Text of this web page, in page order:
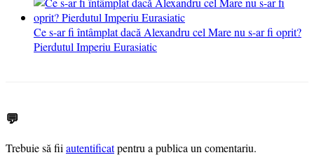
Ce s-ar fi întâmplat dacă Alexandru cel Mare nu s-ar fi oprit?
Pierdutul Imperiu Eurasiatic
💬
Trebuie să fii autentificatpentru a publica un comentariu.